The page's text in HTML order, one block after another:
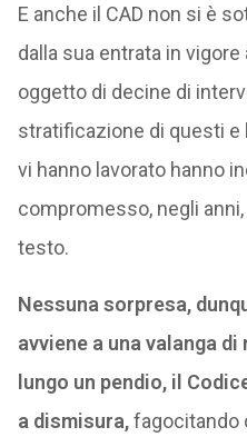
E anche il CAD non si è
dalla sua entrata in
oggetto di decine di
stratificazione di questi e
vi hanno lavorato hanno
compromesso, negli
testo.
Nessuna sorpresa,
avviene a una valanga
lungo un pendio, il
a dismisura,fagocitando